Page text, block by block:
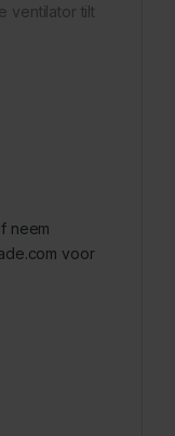
ventilator tilt
neem
voor